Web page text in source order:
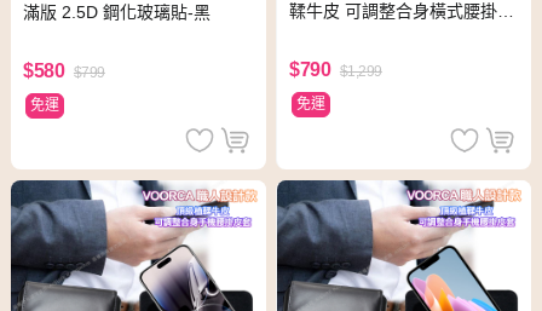
滿版 2.5D 鋼化玻璃貼-黑
$580 $799
免運
鞣牛皮 可調整合身橫式腰掛皮
$790 $1,299
免運